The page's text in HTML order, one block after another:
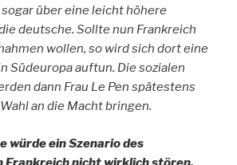
über eine leicht höhere
deutsche. Sollte nun Frankreich
wollen, so wird sich dort eine
Südeuropa auftun. Die sozialen
dann Frau Le Pen spätestens
an die Macht bringen.
würde ein Szenario des